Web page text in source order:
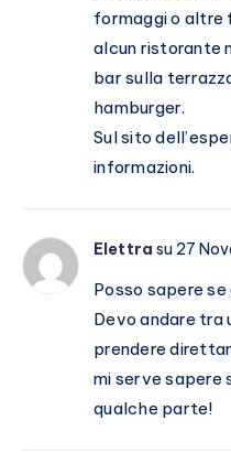
formaggi o altre
alcun ristorante
bar sulla
hamburger.
Sul sito
informazioni.
Elettra su 27
Posso sapere
Devo andare tra
prendere
mi serve sapere
qualche parte!